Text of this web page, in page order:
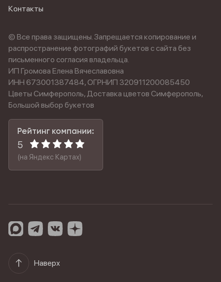
Контакты
© Все права защищены. Запрещается копирование и
распространение фотографий букетов с сайта без
письменного согласия владельца.
ИП Громова Елена Вячеславовна
ИНН 673001387484, ОГРНИП 320911200085450
Цветы Симферополь, Доставка цветов Симферополь,
Большой выбор букетов
Рейтинг компании:
5
(на Яндекс Картах)
Наверх